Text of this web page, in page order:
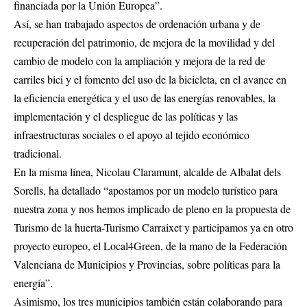
financiada por la Unión Europea”.
Así, se han trabajado aspectos de ordenación urbana y de
recuperación del patrimonio, de mejora de la movilidad y del
cambio de modelo con la ampliación y mejora de la red de
carriles bici y el fomento del uso de la bicicleta, en el avance en
la eficiencia energética y el uso de las energías renovables, la
implementación y el despliegue de las políticas y las
infraestructuras sociales o el apoyo al tejido económico
tradicional.
En la misma línea, Nicolau Claramunt, alcalde de Albalat dels
Sorells, ha detallado “apostamos por un modelo turístico para
nuestra zona y nos hemos implicado de pleno en la propuesta de
Turismo de la huerta-Turismo Carraixet y participamos ya en otro
proyecto europeo, el Local4Green, de la mano de la Federación
Valenciana de Municipios y Provincias, sobre políticas para la
energía”.
Asimismo, los tres municipios también están colaborando para